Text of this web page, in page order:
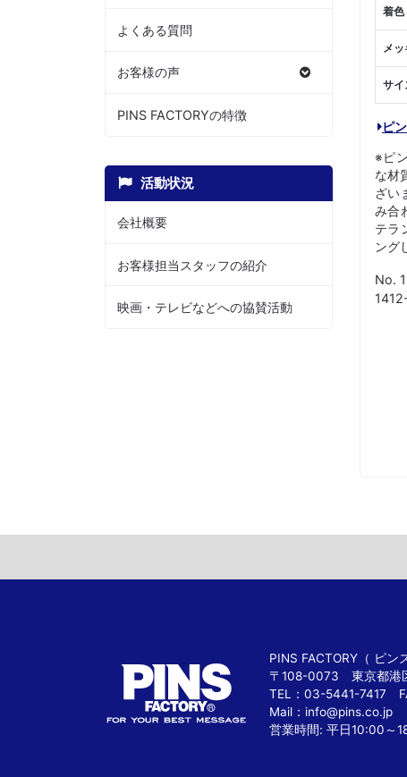
よくある質問
お客様の声
PINS FACTORYの特徴
活動状況
会社概要
お客様担当スタッフの紹介
映画・テレビなどへの協賛活動
着色
メッ
サイ
ピ
※ピ
な材
ざい
み合
テラ
ング
No.
PINS FACTORY（ ピン
〒108-0073 東京都港
TEL：03-5441-7417
Mail： info@pins.co.jp
営業時間: 平日10:00～